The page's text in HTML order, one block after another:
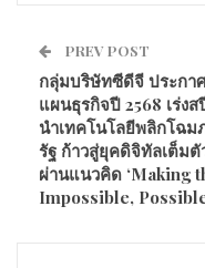
PREV POST
กลุ่มบริษัทซีดีจี ประกา
แผนธุรกิจปี 2568 เร่ง
นำเทคโนโลยีพลิกโฉม
รัฐ ก้าวสู่ยุคดิจิทัลเต็มตั
ผ่านแนวคิด ‘Making
Impossible,